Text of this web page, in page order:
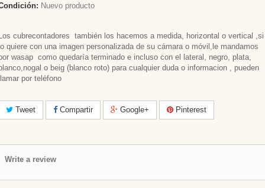
Nuevo producto
cubrecontadores también los hacemos a medida, horizontal o vertical ,si
quiere con una imagen personalizada de su cámara o móvil,le mandamos
wasap como quedaría terminado e incluso con el lateral, negro, plata,
o beig (blanco roto) para cualquier duda o informacion , pueden
por teléfono
Tweet Compartir Google+ Pinterest
Write a review